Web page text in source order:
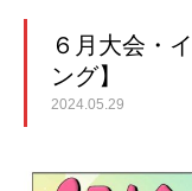
６月大会・
ング】
2024.05.29